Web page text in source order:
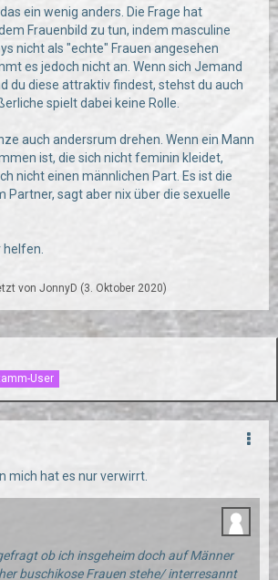
ein wenig anders. Die Frage hat
Frauenbild zu tun, indem masculine
nicht als "echte" Frauen angesehen
es jedoch nicht an. Wenn sich Jemand
du diese attraktiv findest, stehst du auch
spielt dabei keine Rolle.
auch andersrum drehen. Wenn ein Mann
ist, die sich nicht feminin kleidet,
nicht einen männlichen Part. Es ist die
Partner, sagt aber nix über die sexuelle
von JonnyD (3. Oktober 2020)
User
mich hat es nur verwirrt.
ob ich insgeheim doch auf Männer
buschikose Frauen stehe/ interresannt